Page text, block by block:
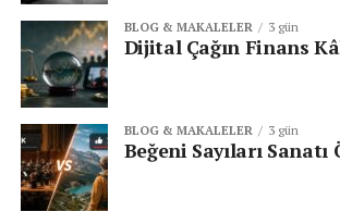
BLOG & MAKALELER 3 gün
Dijital Çağın Finans
BLOG & MAKALELER 3 gün
Beğeni Sayıları